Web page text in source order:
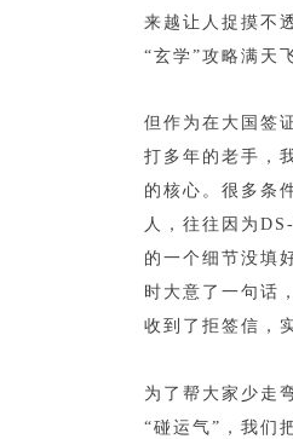
来越让人捉摸不
“玄学”攻略满天
但作为在大国签
打多年的老手，
的核心。很多条
人，往往因为
的一个细节没填
时大意了一句话
收到了拒签信，
为了帮大家少走
“碰运气”，我们